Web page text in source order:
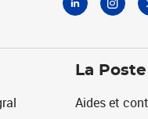
La
Aides et